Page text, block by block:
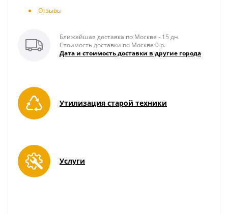
Отзывы
Ближайшая доставка по Москве - 15 дн.
Стоимость доставки по Москве 0 р.
Дата и стоимость доставки в другие города
Утилизация старой техники
Услуги